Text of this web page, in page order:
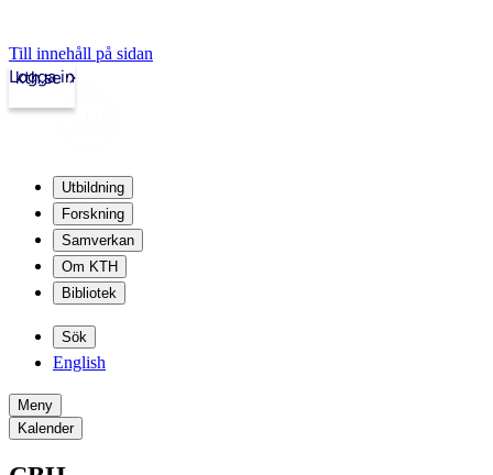
Till innehåll på sidan
kth.se
Logga in
Utbildning
Forskning
Samverkan
Om KTH
Bibliotek
Sök
English
Meny
Kalender